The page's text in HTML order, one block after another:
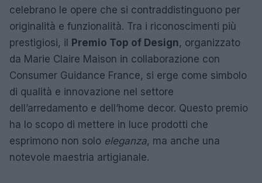
celebrano le opere che si contraddistinguono per
originalità e funzionalità. Tra i riconoscimenti più
prestigiosi, il Premio Top of Design, organizzato
da Marie Claire Maison in collaborazione con
Consumer Guidance France, si erge come simbolo
di qualità e innovazione nel settore
dell’arredamento e dell’home decor. Questo premio
ha lo scopo di mettere in luce prodotti che
esprimono non solo eleganza, ma anche una
notevole maestria artigianale.